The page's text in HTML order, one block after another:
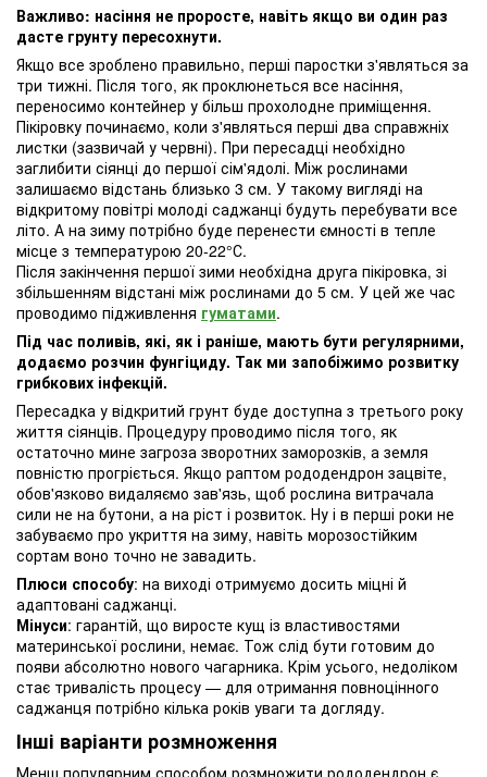
Важливо: насіння не проросте, навіть якщо ви один раз
дасте грунту пересохнути.
Якщо все зроблено правильно, перші паростки з'являться за
три тижні. Після того, як проклюнеться все насіння,
переносимо контейнер у більш прохолодне приміщення.
Пікіровку починаємо, коли з'являться перші два справжніх
листки (зазвичай у червні). При пересадці необхідно
заглибити сіянці до першої сім'ядолі. Між рослинами
залишаємо відстань близько 3 см. У такому вигляді на
відкритому повітрі молоді саджанці будуть перебувати все
літо. А на зиму потрібно буде перенести ємності в тепле
місце з температурою 20-22°С.
Після закінчення першої зими необхідна друга пікіровка, зі
збільшенням відстані між рослинами до 5 см. У цей же час
проводимо підживлення гуматами.
Під час поливів, які, як і раніше, мають бути регулярними,
додаємо розчин фунгіциду. Так ми запобіжимо розвитку
грибкових інфекцій.
Пересадка у відкритий грунт буде доступна з третього року
життя сіянців. Процедуру проводимо після того, як
остаточно мине загроза зворотних заморозків, а земля
повністю прогріється. Якщо раптом рододендрон зацвіте,
обов'язково видаляємо зав'язь, щоб рослина витрачала
сили не на бутони, а на ріст і розвиток. Ну і в перші роки не
забуваємо про укриття на зиму, навіть морозостійким
сортам воно точно не завадить.
Плюси способу: на виході отримуємо досить міцні й
адаптовані саджанці.
Мінуси: гарантій, що виросте кущ із властивостями
материнської рослини, немає. Тож слід бути готовим до
появи абсолютно нового чагарника. Крім усього, недоліком
стає тривалість процесу — для отримання повноцінного
саджанця потрібно кілька років уваги та догляду.
Інші варіанти розмноження
Менш популярним способом розмножити рододендрон є